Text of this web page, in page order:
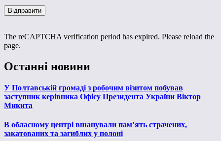
The reCAPTCHA verification period has expired. Please reload the
page.
Останні новини
У Полтавській громаді з робочим візитом побував
заступник керівника Офісу Президента України Віктор
Микита
В обласному центрі вшанували пам’ять страчених,
закатованих та загиблих у полоні